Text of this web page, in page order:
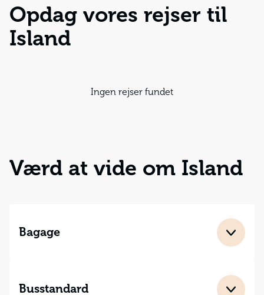
Opdag vores rejser til
Island
Ingen rejser fundet
Værd at vide om Island
Bagage
grøntsager og afskårne blomster, da det kræver et
Busstandard